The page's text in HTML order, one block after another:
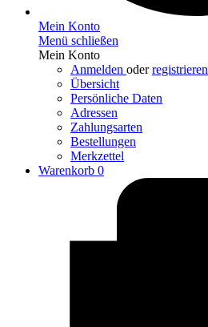
Mein Konto
Menü schließen
Mein Konto
Anmelden oderregistrieren
Übersicht
Persönliche Daten
Adressen
Zahlungsarten
Bestellungen
Merkzettel
Warenkorb 0